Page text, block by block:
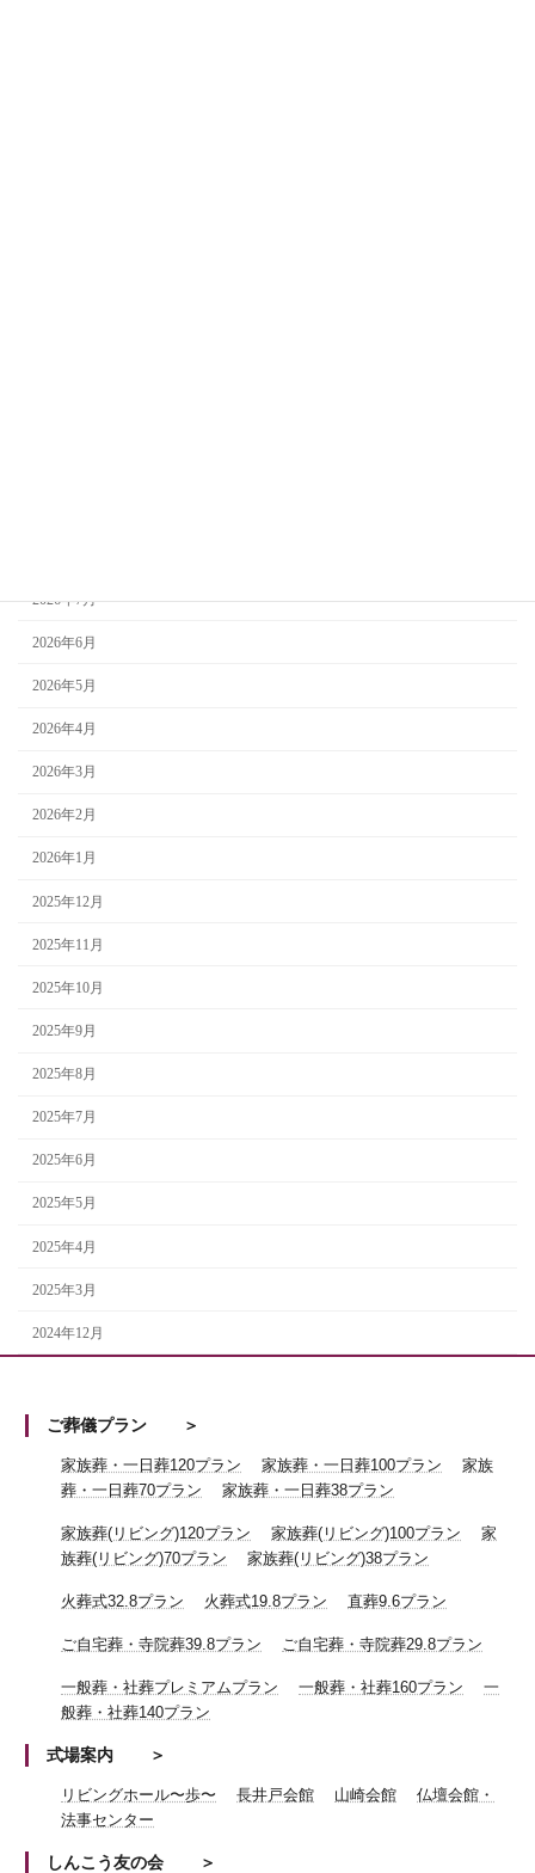
2026年7月
2026年6月
2026年5月
2026年4月
2026年3月
2026年2月
2026年1月
2025年12月
2025年11月
2025年10月
2025年9月
2025年8月
2025年7月
2025年6月
2025年5月
2025年4月
2025年3月
2024年12月
ご葬儀プラン
家族葬・一日葬120プラン 家族葬・一日葬100プラン
家族
葬・一日葬70プラン
家族葬・一日葬38プラン
家族葬(リビング)120プラン 家族葬(リビング)100プラン
家
族葬(リビング)70プラン
家族葬(リビング)38プラン
火葬式32.8プラン 火葬式19.8プラン 直葬9.6プラン
ご自宅葬・寺院葬39.8プラン ご自宅葬・寺院葬29.8プラン
一般葬・社葬プレミアムプラン 一般葬・社葬160プラン
一
般葬・社葬140プラン
式場案内
リビングホール〜歩〜 長井戸会館 山崎会館
仏壇会館・
法事センター
しんこう友の会